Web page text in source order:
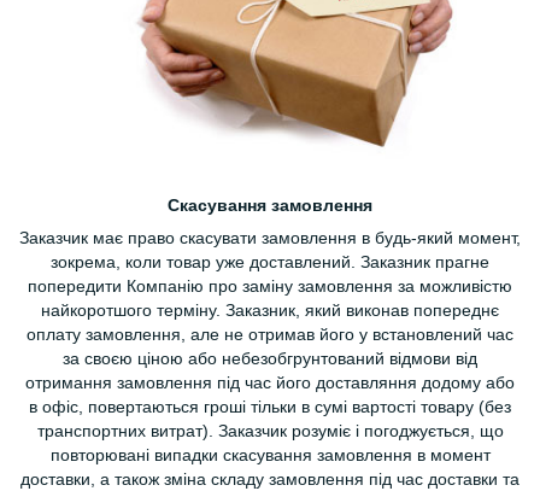
Скасування замовлення
Заказчик має право скасувати замовлення в будь-який момент,
зокрема, коли товар уже доставлений. Заказник прагне
попередити Компанію про заміну замовлення за можливістю
найкоротшого терміну. Заказник, який виконав попереднє
оплату замовлення, але не отримав його у встановлений час
за своєю ціною або небезобгрунтований відмови від
отримання замовлення під час його доставляння додому або
в офіс, повертаються гроші тільки в сумі вартості товару (без
транспортних витрат). Заказчик розуміє і погоджується, що
повторювані випадки скасування замовлення в момент
доставки, а також зміна складу замовлення під час доставки та